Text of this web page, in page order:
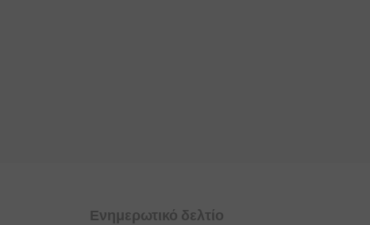
Ενημερωτικό δελτίο